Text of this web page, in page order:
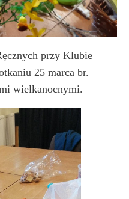
przy Klubie
25 marca br.
wielkanocnymi.